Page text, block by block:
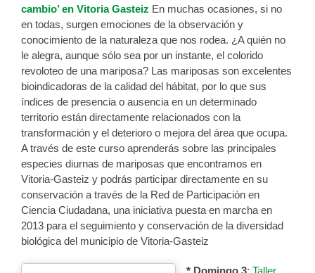
cambio’ en Vitoria Gasteiz En muchas ocasiones, si no
en todas, surgen emociones de la observación y
conocimiento de la naturaleza que nos rodea. ¿A quién no
le alegra, aunque sólo sea por un instante, el colorido
revoloteo de una mariposa? Las mariposas son excelentes
bioindicadoras de la calidad del hábitat, por lo que sus
índices de presencia o ausencia en un determinado
territorio están directamente relacionados con la
transformación y el deterioro o mejora del área que ocupa.
A través de este curso aprenderás sobre las principales
especies diurnas de mariposas que encontramos en
Vitoria-Gasteiz y podrás participar directamente en su
conservación a través de la Red de Participación en
Ciencia Ciudadana, una iniciativa puesta en marcha en
2013 para el seguimiento y conservación de la diversidad
biológica del municipio de Vitoria-Gasteiz
* Domingo 3: Taller